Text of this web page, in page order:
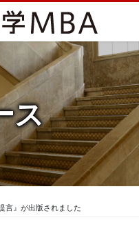
ス
言』が出版されました